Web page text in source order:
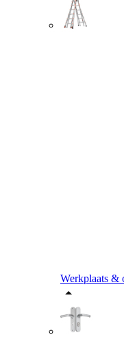
Werkplaats &